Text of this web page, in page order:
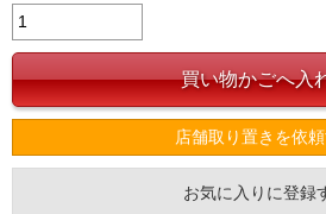
店舗取り置きを依
お気に入りに登録